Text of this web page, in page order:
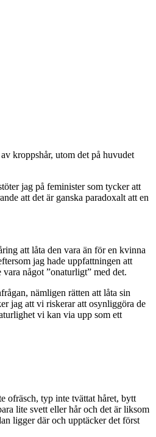
kroppshår, utom det på huvudet
jag på feminister som tycker att
att det är ganska paradoxalt att en
att låta den vara än för en kvinna
jag hade uppfattningen att
något ”onaturligt” med det.
nämligen rätten att låta sin
jag att vi riskerar att osynliggöra de
vi kan via upp som ett
ofräsch, typ inte tvättat håret, bytt
lite svett eller hår och det är liksom
ligger där och upptäcker det först